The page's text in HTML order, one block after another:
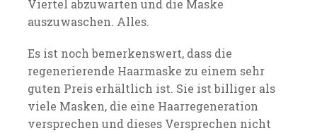
Viertel abzuwarten und die Maske
auszuwaschen. Alles.
Es ist noch bemerkenswert, dass die
regenerierende Haarmaske zu einem sehr
guten Preis erhältlich ist. Sie ist billiger als
viele Masken, die eine Haarregeneration
versprechen und dieses Versprechen nicht